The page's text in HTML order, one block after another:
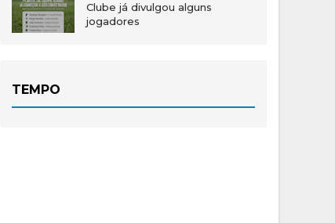
Clube já divulgou alguns
jogadores
TEMPO